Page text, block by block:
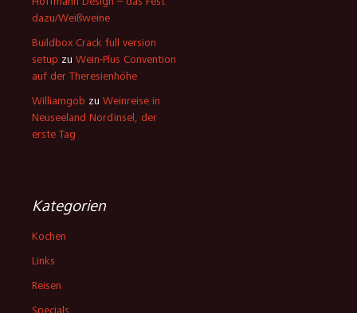
Hoffmann Design – das Fest
dazu/Weißweine
Buildbox Crack full version
setup zu Wein-Plus Convention
auf der Theresienhöhe
Williamgob zu Weinreise in
Neuseeland Nordinsel, der
erste Tag
Kategorien
Kochen
Links
Reisen